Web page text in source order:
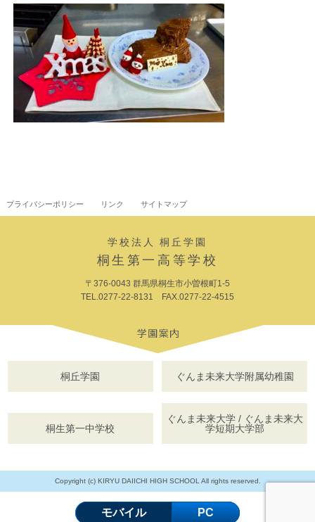
プライバシーポリシー リンク サイトマップ
学校法人 桐丘学園
桐生第一高等学校
〒376-0043 群馬県桐生市小曽根町1-5
TEL.0277-22-8131 FAX.0277-22-4515
桐丘学園 ぐんま未来大学附属幼稚園
桐生第一中学校
ぐんま未来大学 / ぐんま未来大
学短期大学部
Copyright (c) KIRYU DAIICHI HIGH SCHOOL All rights reserved.
モバイル PC